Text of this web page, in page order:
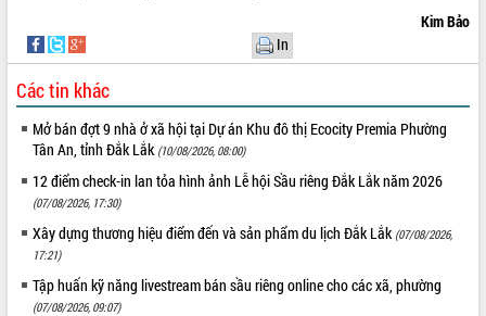
Họp báo thông tin về Hội nghị Công bố
Quy hoạch và Xúc tiến đầu tư tỉnh Đắk
Lắk
Khơi thông điểm nghẽn, đẩy nhanh
giải ngân vốn khắc phục thiên tai
HĐND tỉnh thông qua điều chỉnh Quy
hoạch tỉnh thời kỳ 2021-2030
Hội thảo góp ý hồ sơ điều chỉnh quy
hoạch tỉnh Đắk Lắk thời kỳ 2021-2030,
tầm nhìn đến năm 2050
Nâng cao hiệu quả hoạt động của các
doanh nghiệp nhà nước
Kim Bảo
In
Các tin khác
Mở bán đợt 9 nhà ở xã hội tại Dự án Khu đô thị Ecocity Premia Phường
Tân An, tỉnh Đắk Lắk (10/08/2026, 08:00)
12 điểm check-in lan tỏa hình ảnh Lễ hội Sầu riêng Đắk Lắk năm 2026
(07/08/2026, 17:30)
Xây dựng thương hiệu điểm đến và sản phẩm du lịch Đắk Lắk (07/08/2026,
17:21)
Tập huấn kỹ năng livestream bán sầu riêng online cho các xã, phường
(07/08/2026, 09:07)